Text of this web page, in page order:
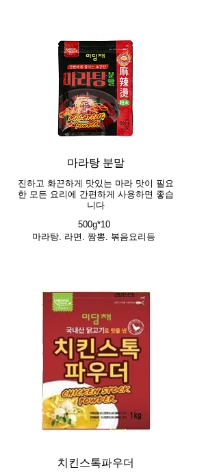
마라탕 분말
진하고 화끈하게 맛있는 마라 맛이 필요
한 모든 요리에 간편하게 사용하면 좋습
니다
500g*10
마라탕. 라면. 짬뽕. 볶음요리등
치킨스톡파우더